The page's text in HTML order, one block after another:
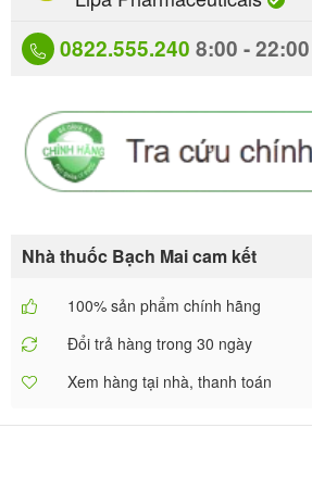
0822.555.240 8:00 - 22:00
Nhà thuốc Bạch Mai cam kết
100% sản phẩm chính hãng
Đổi trả hàng trong 30 ngày
Xem hàng tại nhà, thanh toán